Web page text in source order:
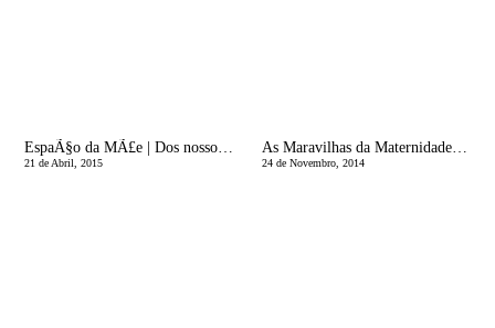
EspaÃ§o da MÃ£e | Dos nossos diferentes papÃ©is
21 de Abril, 2015
As Maravilhas da Maternidade | Filha Ã©s, MÃ£e serÃ¡s
24 de Novembro, 2014